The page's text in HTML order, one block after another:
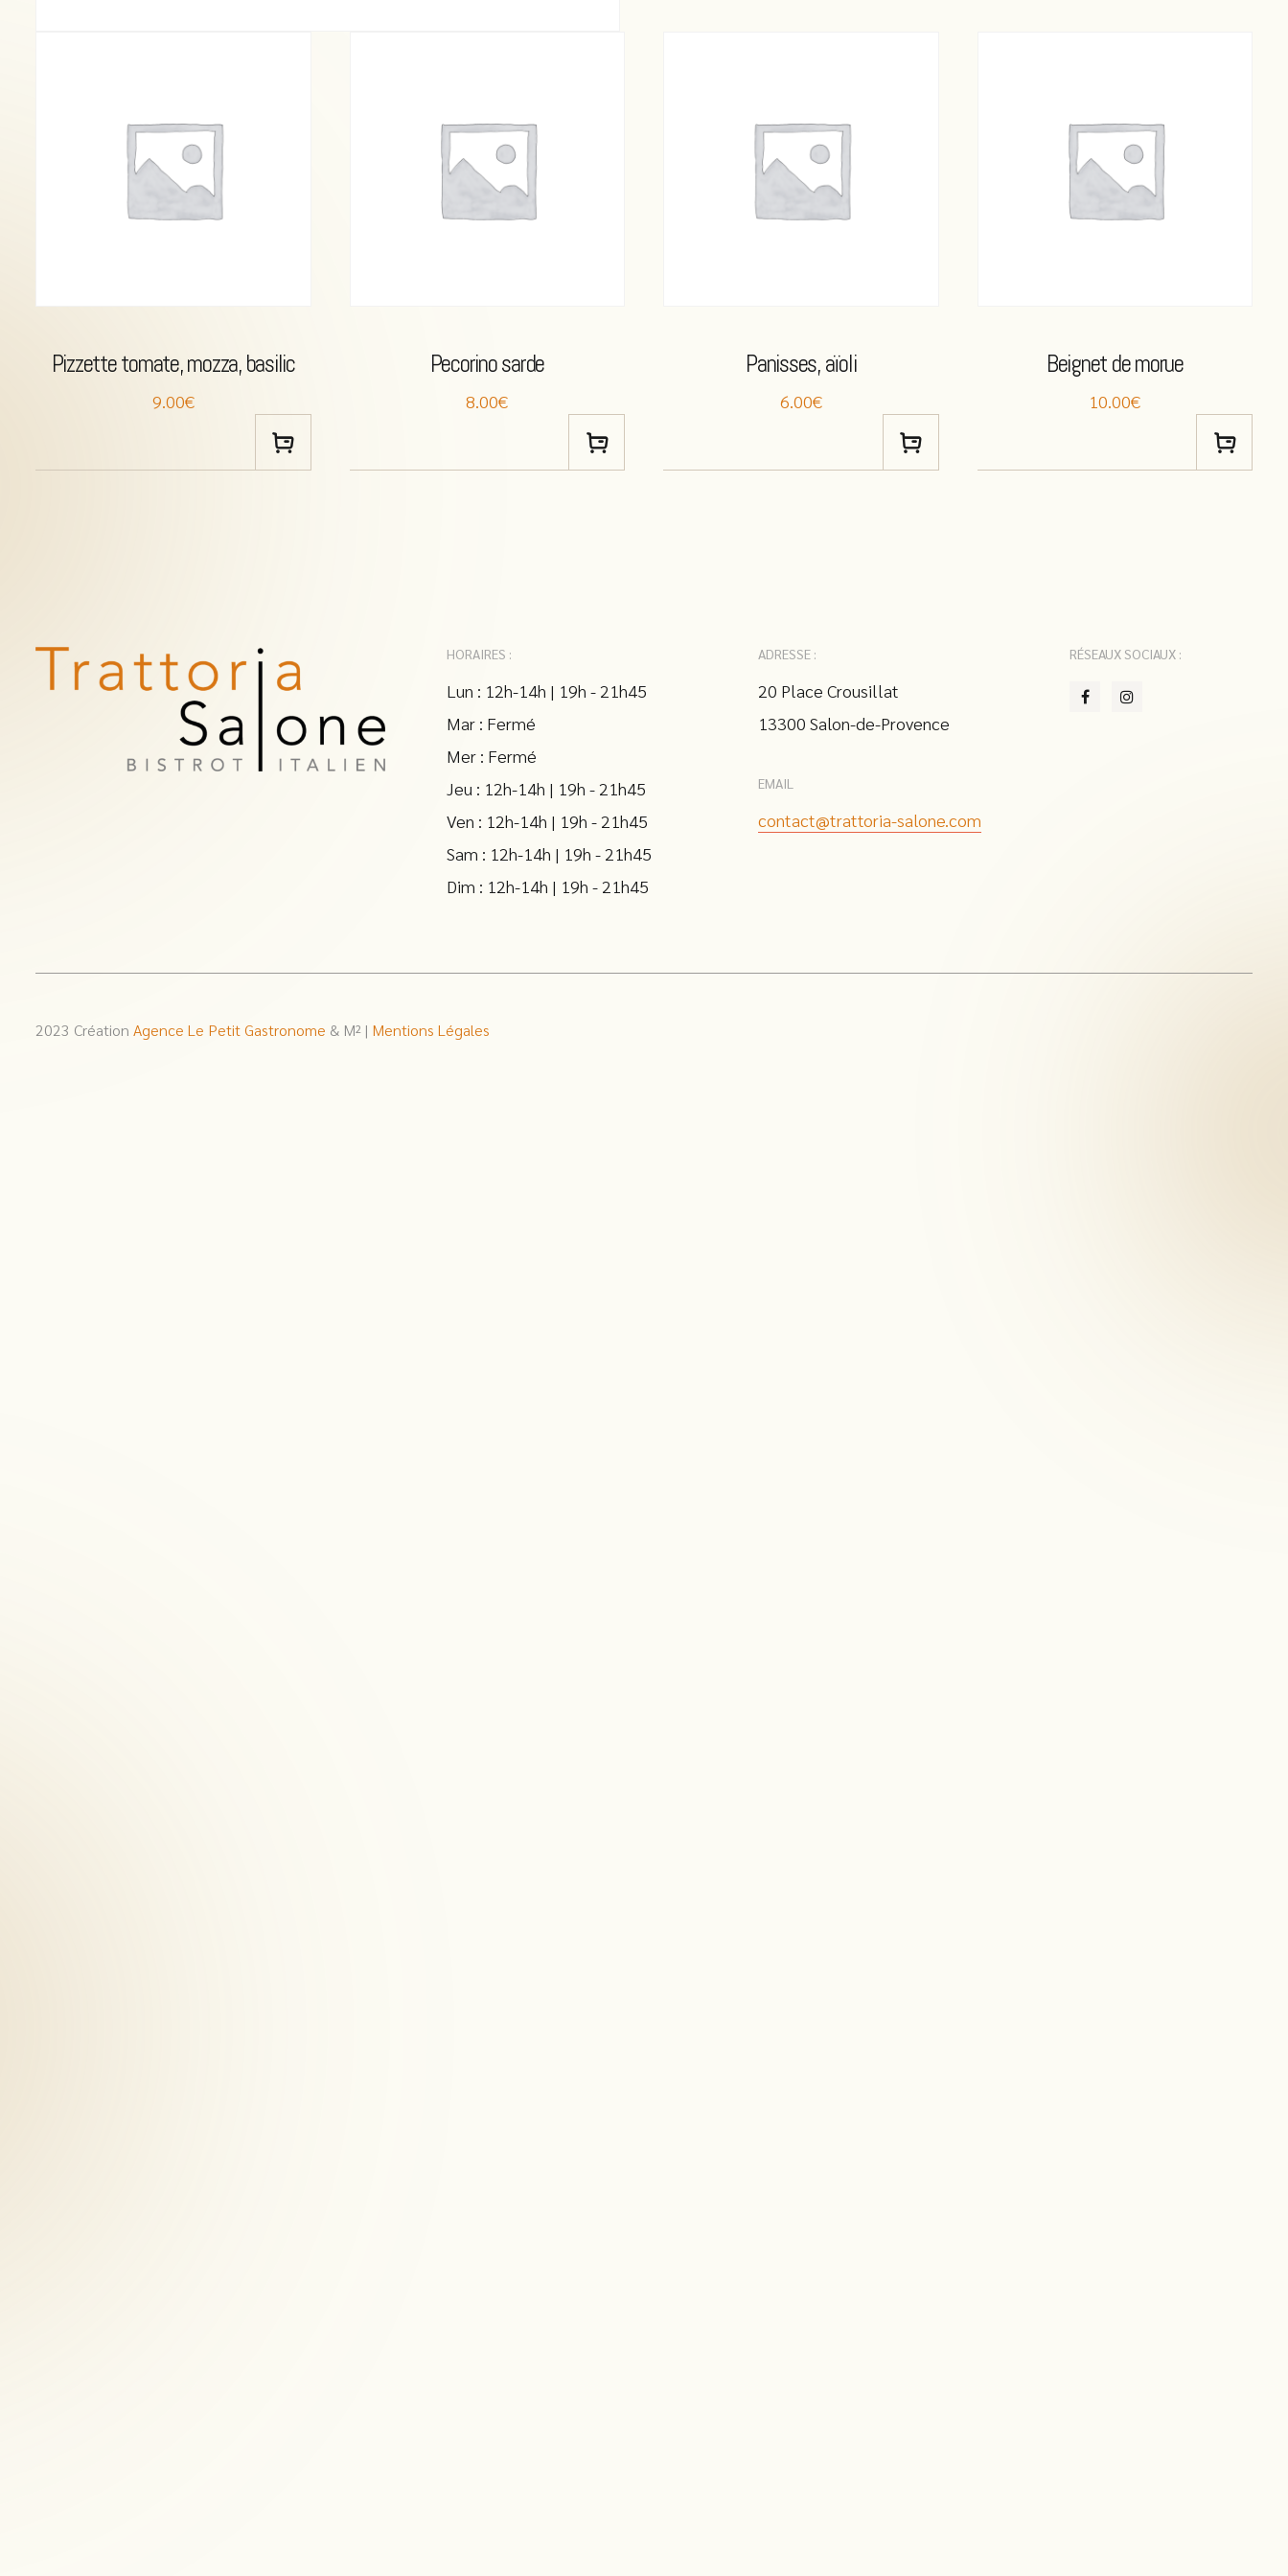
Pizzette tomate, mozza, basilic
9.00€
Pecorino sarde
8.00€
Panisses, aïoli
6.00€
Beignet de morue
10.00€
HORAIRES :
Lun : 12h-14h | 19h - 21h45
Mar : Fermé
Mer : Fermé
Jeu : 12h-14h | 19h - 21h45
Ven : 12h-14h | 19h - 21h45
Sam : 12h-14h | 19h - 21h45
Dim : 12h-14h | 19h - 21h45
ADRESSE :
20 Place Crousillat
13300 Salon-de-Provence
EMAIL
contact@trattoria-salone.com
RÉSEAUX SOCIAUX :
2023 Création Agence Le Petit Gastronome & M² | Mentions Légales